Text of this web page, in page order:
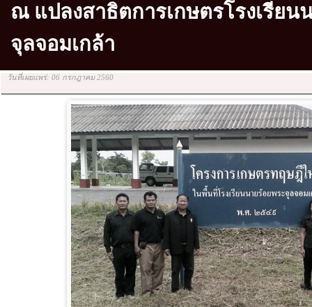
ณ แปลงสาธิตการเกษตรโรงเรียน
จุลจอมเกล้า
วันที่เผยแพร่: 06 กรกฎาคม 2560